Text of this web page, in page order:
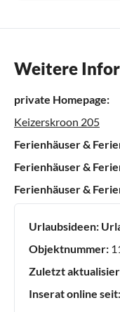
Weitere
private Homepage:
Keizerskroon 205
Ferienhäuser &
Ferienhäuser &
Ferienhäuser &
Urlaubsideen:
Objektnummer:
Zuletzt
Inserat online seit: